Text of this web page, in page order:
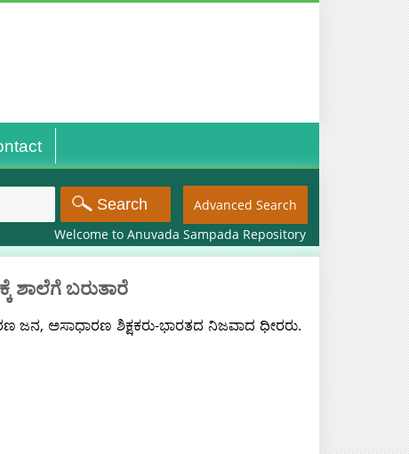
Advanced Search
Welcome to Anuvada Sampada Repository
ಶಾಲೆಗೆ ಬರುತಾರೆ
ಜನ, ಅಸಾಧಾರಣ ಶಿಕ್ಷಕರು-ಭಾರತದ ನಿಜವಾದ ಧೀರರು.